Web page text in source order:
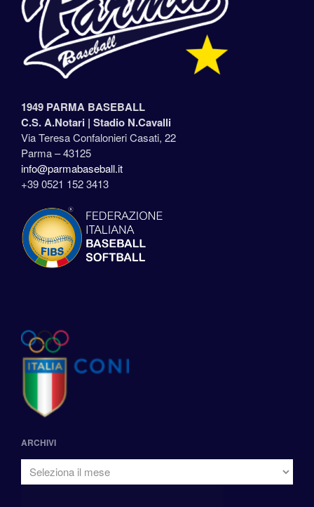
1949 PARMA BASEBALL
C.S. A.Notari | Stadio N.Cavalli
Via Teresa Confalonieri Casati, 22
Parma – 43125
info@parmabaseball.it
+39 0521 152 3413
ARCHIVI